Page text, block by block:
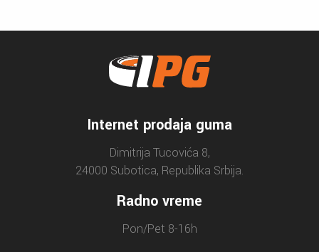
Internet prodaja guma
Dimitrija Tucovića 8,
24000 Subotica, Republika Srbija.
Radno vreme
Pon/Pet 8-16h